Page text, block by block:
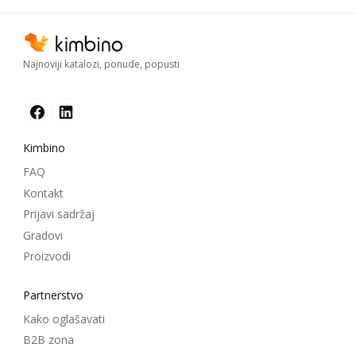
Najnoviji katalozi, ponude, popusti
Kimbino
FAQ
Kontakt
Prijavi sadržaj
Gradovi
Proizvodi
Partnerstvo
Kako oglašavati
B2B zona